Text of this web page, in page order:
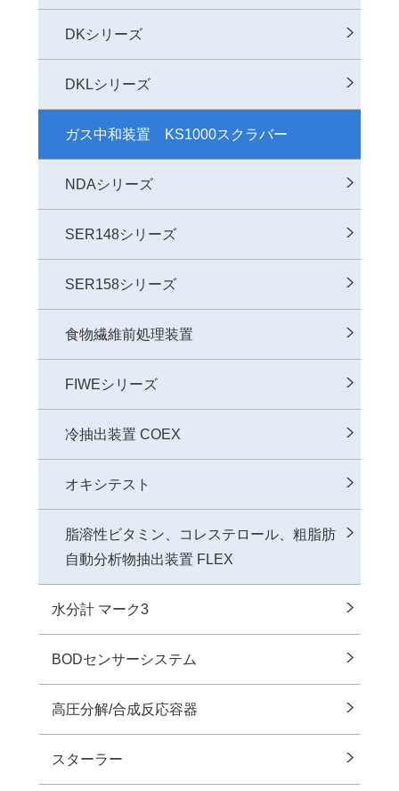
DKシリーズ
DKLシリーズ
ガス中和装置 KS1000スクラバー
NDAシリーズ
SER148シリーズ
SER158シリーズ
食物繊維前処理装置
FIWEシリーズ
冷抽出装置 COEX
オキシテスト
脂溶性ビタミン、コレステロール、粗脂肪
自動分析物抽出装置 FLEX
水分計 マーク3
BODセンサーシステム
⾼圧分解/合成反応容器
スターラー